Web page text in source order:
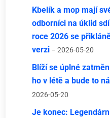
Kbelík a mop mají
odborníci na úklid
roce 2026 se
verzi – 2026-05-20
Blíží se úplné
ho v létě a bude to
2026-05-20
Je konec: